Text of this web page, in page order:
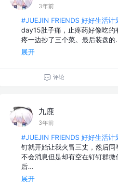
3年前
#JUEJIN FRIENDS 好好生活计
day15肚子痛，止疼药好像吃的
疼一边抄了三个菜。最后装盘
展开
评论
九鹿
3年前
#JUEJIN FRIENDS 好好生活计
钉就开始让我火冒三丈，然后
不会消息但是却有空在钉钉群
后…
展开